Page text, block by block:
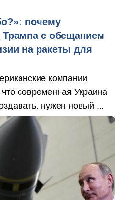
почему
Трампа с обещанием
на ракеты для
компании
современная Украина
нужен новый ...